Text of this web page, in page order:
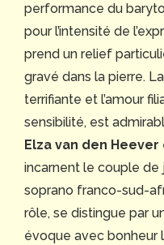
performance du
pour l’intensité de
prend un relief
gravé dans la pierre.
terrifiante et l’amour
sensibilité, est
Elza van den Heever
incarnent le couple de
soprano franco-sud-
rôle, se distingue par
évoque avec bonheur